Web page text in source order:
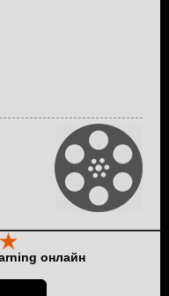
онлайн